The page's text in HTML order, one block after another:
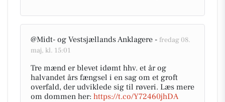
@Midt- og Vestsjællands Anklagere - fredag 08.
maj, kl. 15:01
Tre mænd er blevet idømt hhv. et år og
halvandet års fængsel i en sag om et groft
overfald, der udviklede sig til røveri. Læs mere
om dommen her: https://t.co/Y72460jhDA